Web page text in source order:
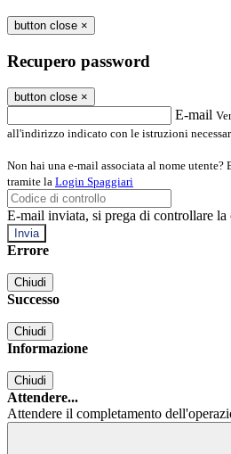
button close ×
Recupero password
button close ×
E-mail
all'indirizzo indicato con le istruzioni
Non hai una e-mail associata al nome utente?
tramite la Login Spaggiari
E-mail inviata, si prega di controllare la
Errore
Chiudi
Successo
Chiudi
Informazione
Chiudi
Attendere...
Attendere il completamento